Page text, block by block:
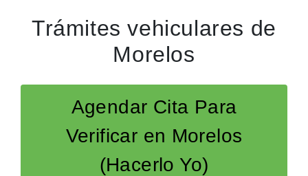
Trámites vehiculares de
Morelos
Agendar Cita Para
Verificar en Morelos
(Hacerlo Yo)